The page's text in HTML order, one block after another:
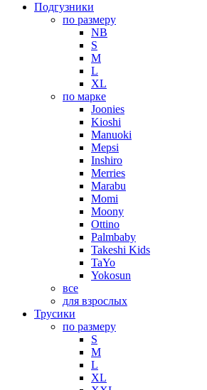
Подгузники
по размеру
NB
S
M
L
XL
по марке
Joonies
Kioshi
Manuoki
Mepsi
Inshiro
Merries
Marabu
Momi
Moony
Ottino
Palmbaby
Takeshi Kids
TaYo
Yokosun
все
для взрослых
Трусики
по размеру
S
M
L
XL